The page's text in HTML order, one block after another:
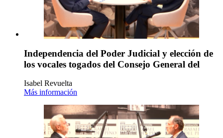
Independencia del Poder Judicial y elección de
los vocales togados del Consejo General del
Isabel Revuelta
Más información